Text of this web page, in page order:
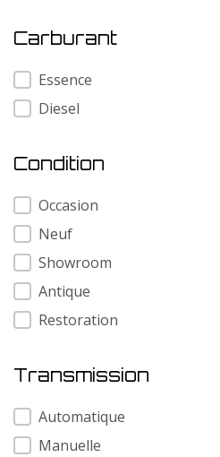
Carburant
Carburant
Essence
Diesel
Condition
Condition
Occasion
Neuf
Showroom
Antique
Restoration
Transmission
Transmission
Automatique
Manuelle